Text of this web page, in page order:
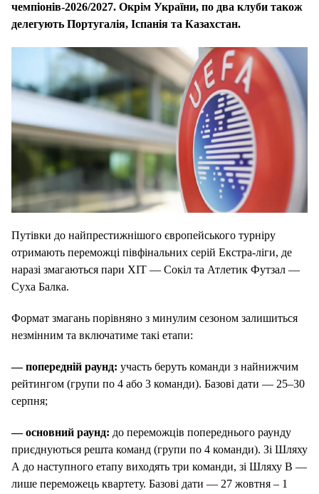
чемпіонів-2026/2027. Окрім України, по два клуби також
делегують Португалія, Іспанія та Казахстан.
Путівки до найпрестижнішого європейського турніру
отримають переможці півфінальних серій Екстра-ліги, де
наразі змагаються пари ХІТ — Сокіл та Атлетик Футзал —
Суха Балка.
Формат змагань порівняно з минулим сезоном залишиться
незмінним та включатиме такі етапи:
— попередній раунд: участь беруть команди з найнижчим
рейтингом (групи по 4 або 3 команди). Базові дати — 25–30
серпня;
— основний раунд: до переможців попереднього раунду
приєднуються решта команд (групи по 4 команди). Зі Шляху
А до наступного етапу виходять три команди, зі Шляху B —
лише переможець квартету. Базові дати — 27 жовтня – 1